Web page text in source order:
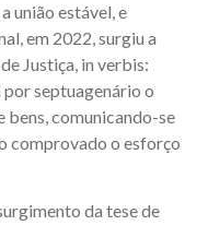
união estável, e
em 2022, surgiu a
Justiça, in verbis:
por septuagenário o
bens, comunicando-se
comprovado o esforço
da tese de